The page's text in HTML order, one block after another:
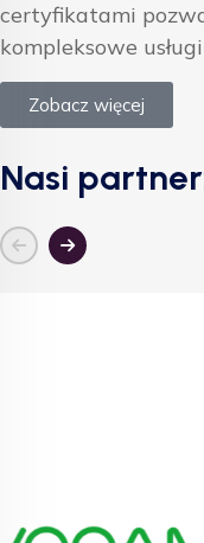
certyfikatami
kompleksowe
Zobacz więcej
Nasi